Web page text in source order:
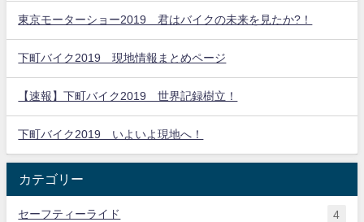
東京モーターショー2019 君はバイクの未来を見たか?！
下町バイク2019 現地情報まとめページ
【速報】下町バイク2019 世界記録樹立！
下町バイク2019 いよいよ現地へ！
カテゴリー
セーフティーライド 4